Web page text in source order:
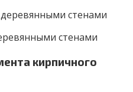
стенами
кирпичного